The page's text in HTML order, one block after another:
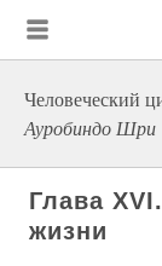
Человеческий
Ауробиндо Шри
Глава
жизни